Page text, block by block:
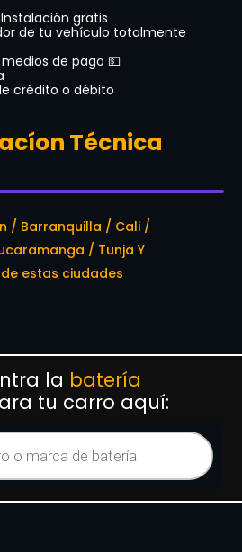
gratis
de tu vehículo totalmente
de pago 💵
crédito o débito
Técnica
/ Barranquilla / Cali /
/ Tunja Y
estas ciudades
la batería
tu carro aquí: